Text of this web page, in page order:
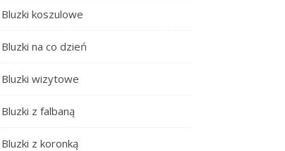
Bluzki koszulowe
Bluzki na co dzień
Bluzki wizytowe
Bluzki z falbaną
Bluzki z koronką